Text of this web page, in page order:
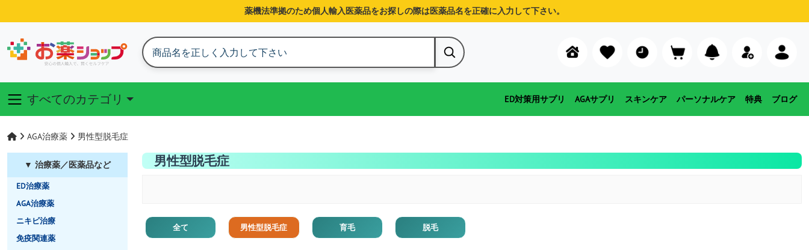
薬機法準拠のため個人輸入医薬品をお探しの際は医薬品名を正確に入力して下さい。
すべてのカテゴリ ED対策用サプリ AGAサプリ スキンケア パーソナルケア 特典 ブログ
AGA治療薬 男性型脱毛症
▼ 治療薬／医薬品など
ED治療薬
AGA治療薬
ニキビ治療
免疫関連薬
男性型脱毛症
全て 男性型脱毛症 育毛 脱毛